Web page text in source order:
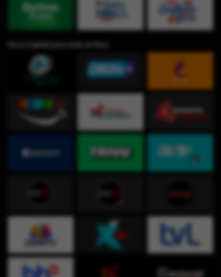
De la Capital para todo el Perú